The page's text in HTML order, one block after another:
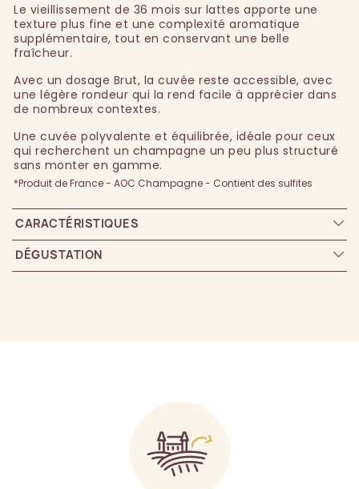
Le vieillissement de 36 mois sur lattes apporte une
texture plus fine et une complexité aromatique
supplémentaire, tout en conservant une belle
fraîcheur.
Avec un dosage Brut, la cuvée reste accessible, avec
une légère rondeur qui la rend facile à apprécier dans
de nombreux contextes.
Une cuvée polyvalente et équilibrée, idéale pour ceux
qui recherchent un champagne un peu plus structuré
sans monter en gamme.
*Produit de France - AOC Champagne - Contient des sulfites
CARACTÉRISTIQUES
DÉGUSTATION